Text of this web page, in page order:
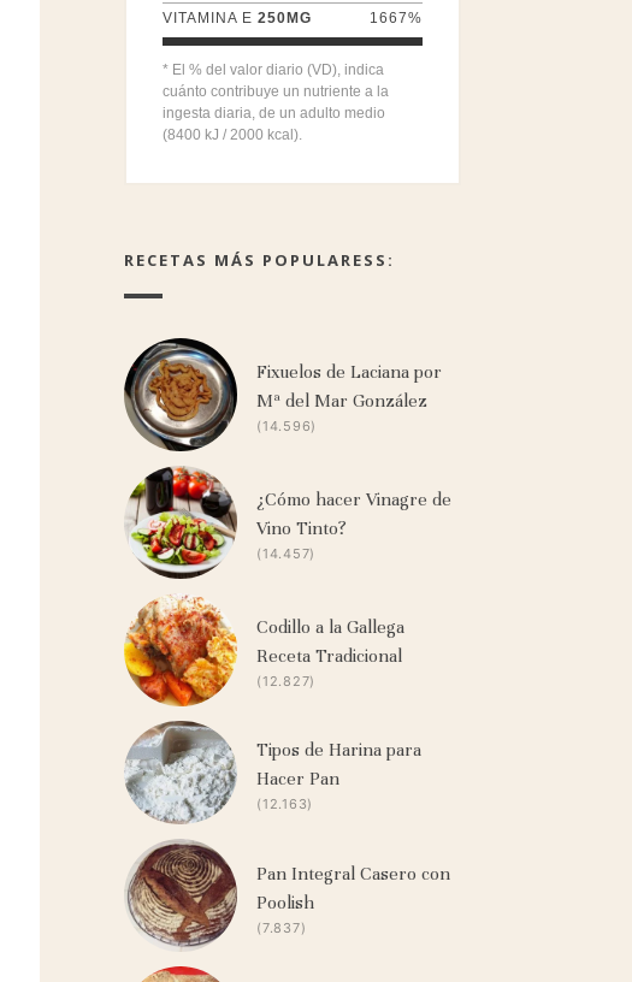
VITAMINA E 250 MG 1667%
* El % del valor diario (VD), indica
cuánto contribuye un nutriente a la
ingesta diaria, de un adulto medio
(8400 kJ / 2000 kcal).
RECETAS MÁS POPULARESS:
Fixuelos de Laciana por
Mª del Mar González
(14.596)
¿Cómo hacer Vinagre de
Vino Tinto?
(14.457)
Codillo a la Gallega
Receta Tradicional
(12.827)
Tipos de Harina para
Hacer Pan
(12.163)
Pan Integral Casero con
Poolish
(7.837)